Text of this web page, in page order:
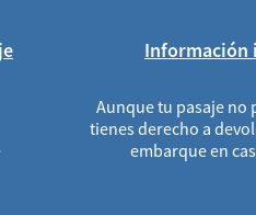
Aunque tu pasaje no
tienes derecho a
embarque en